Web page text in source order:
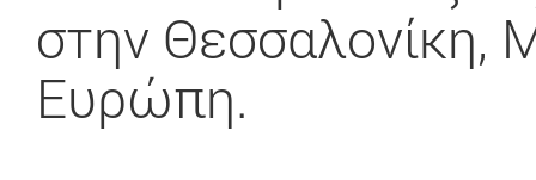
στην Θεσσαλονίκη,
Ευρώπη.